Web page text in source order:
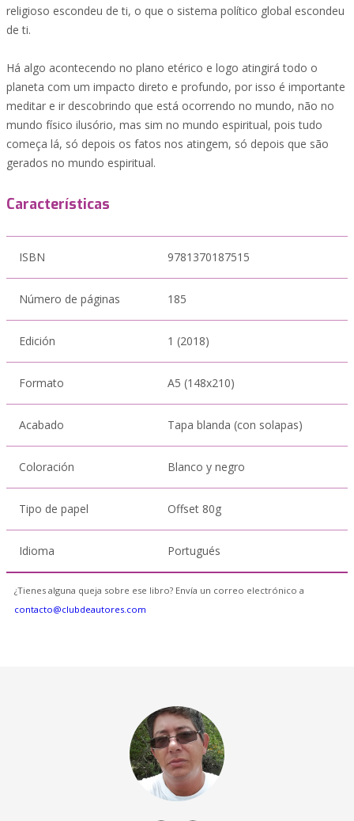
religioso escondeu de ti, o que o sistema político global escondeu
de ti.
Há algo acontecendo no plano etérico e logo atingirá todo o
planeta com um impacto direto e profundo, por isso é importante
meditar e ir descobrindo que está ocorrendo no mundo, não no
mundo físico ilusório, mas sim no mundo espiritual, pois tudo
começa lá, só depois os fatos nos atingem, só depois que são
gerados no mundo espiritual.
Características
ISBN 9781370187515
Número de páginas 185
Edición 1 (2018)
Formato A5 (148x210)
Acabado Tapa blanda (con solapas)
Coloración Blanco y negro
Tipo de papel Offset 80g
Idioma Portugués
¿Tienes alguna queja sobre ese libro? Envía un correo electrónico a
contacto@clubdeautores.com